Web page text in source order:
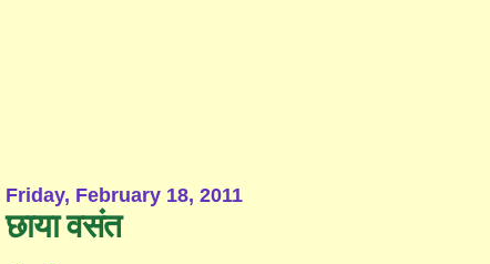
Friday, February 18, 2011
छाया वसंत